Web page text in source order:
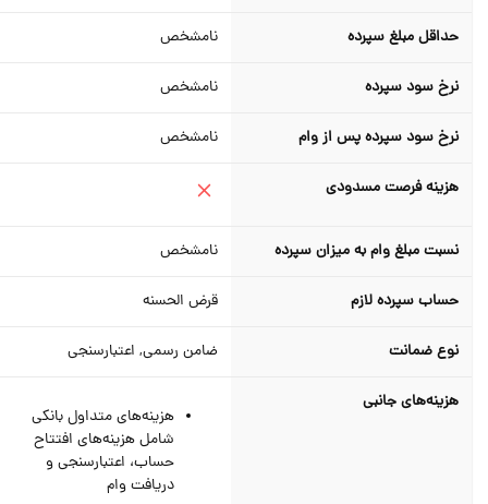
حداقل مبلغ سپرده نامشخص
نرخ سود سپرده نامشخص
نرخ سود سپرده پس از وام نامشخص
هزینه فرصت مسدودی
نسبت مبلغ وام به میزان سپرده نامشخص
حساب سپرده لازم قرض الحسنه
نوع ضمانت ضامن رسمی, اعتبارسنجی
هزینه‌های جانبی
هزینه‌های متداول بانکی
شامل هزینه‌های افتتاح
حساب، اعتبارسنجی و
دریافت وام